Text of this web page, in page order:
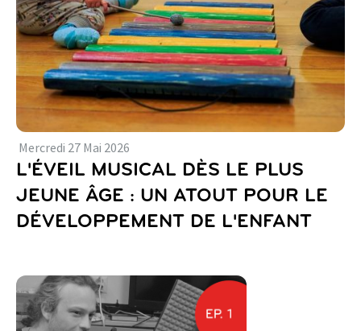
Mercredi 27 Mai 2026
L'ÉVEIL MUSICAL DÈS LE PLUS
JEUNE ÂGE : UN ATOUT POUR LE
DÉVELOPPEMENT DE L'ENFANT